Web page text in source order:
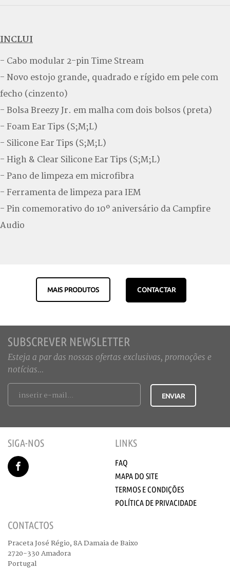
INCLUI
- Cabo modular 2-pin Time Stream
- Novo estojo grande, quadrado e rígido em pele com
fecho (cinzento)
- Bolsa Breezy Jr. em malha com dois bolsos (preta)
- Foam Ear Tips (S;M;L)
- Silicone Ear Tips (S;M;L)
- High & Clear Silicone Ear Tips (S;M;L)
- Pano de limpeza em microfibra
- Ferramenta de limpeza para IEM
- Pin comemorativo do 10º aniversário da Campfire
Audio
MAIS PRODUTOS CONTACTAR
SUBSCREVER NEWSLETTER
Esteja a par das nossas ofertas exclusivas, promoções e
notícias...
SIGA-NOS LINKS
FAQ
MAPA DO SITE
TERMOS E CONDIÇÕES
POLÍTICA DE PRIVACIDADE
CONTACTOS
Praceta José Régio, 8A Damaia de Baixo
2720-330 Amadora
Portugal